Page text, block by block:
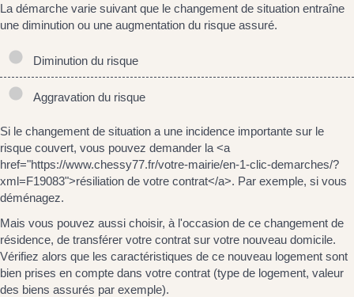
La démarche varie suivant que le changement de situation entraîne
une diminution ou une augmentation du risque assuré.
Diminution du risque
Aggravation du risque
Si le changement de situation a une incidence importante sur le
risque couvert, vous pouvez demander la <a
href="https://www.chessy77.fr/votre-mairie/en-1-clic-demarches/?
xml=F19083">résiliation de votre contrat</a>. Par exemple, si vous
déménagez.
Mais vous pouvez aussi choisir, à l'occasion de ce changement de
résidence, de transférer votre contrat sur votre nouveau domicile.
Vérifiez alors que les caractéristiques de ce nouveau logement sont
bien prises en compte dans votre contrat (type de logement, valeur
des biens assurés par exemple).